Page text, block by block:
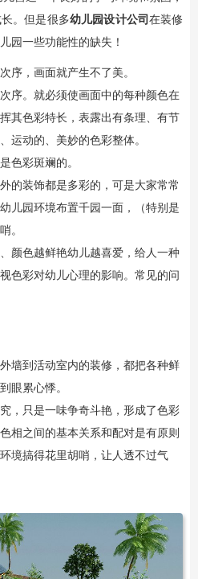
。但是很多幼儿园设计公司在装修
园一些功能性的缺失！
序，画面就产生不了美。
序。就必须使画面中的每种颜色在
其色彩特长，表露出有条理、有节
运动的、美妙的色彩整体。
色彩斑斓的。
的装饰都是多彩的，可是大家常常
儿园环境布置千园一面，（特别是
。
颜色越鲜艳幼儿越喜爱，给人一种
色彩对幼儿心理的影响。常见的问
墙到活动室内的装修，都把各种鲜
眼累心悸。
，只是一味争奇斗艳，形成了色彩
相之间的基本关系和配对是有原则
境搞得花里胡哨，让人透不过气